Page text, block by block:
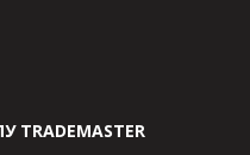
TRADEMASTER